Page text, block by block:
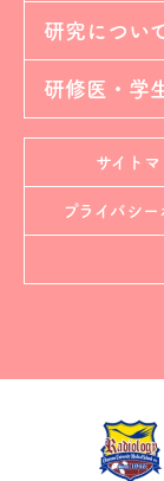
研究につい
研修医・学
サイトマ
プライバシー